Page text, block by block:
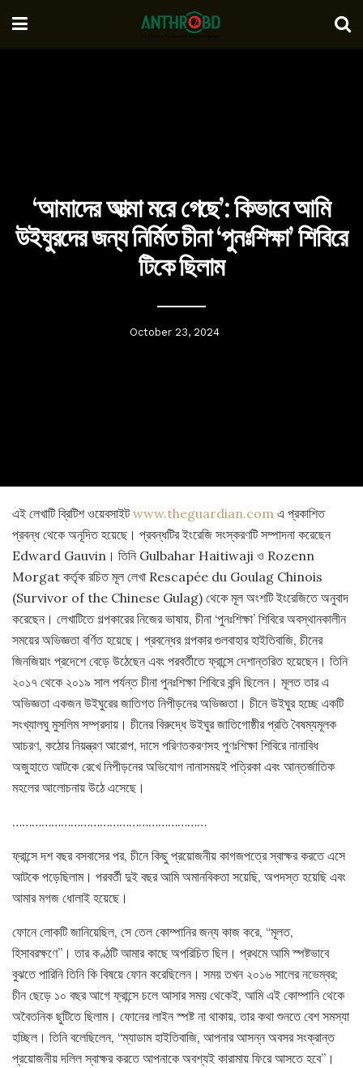
‘আমাদের আত্মা মরে গেছে’: কিভাবে আমি
উইঘুরদের জন্য নির্মিত চীনা ‘পুনঃশিক্ষা’ শিবিরে
টিকে ছিলাম
October 23, 2024
এই লেখাটি ব্রিটিশ ওয়েবসাইটwww.theguardian.com এ প্রকাশিত
প্রবন্ধ থেকে অনূদিত হয়েছে। প্রবন্ধটির ইংরেজি সংস্করণটি সম্পাদনা করেছেন
Edward Gauvin। তিনি Gulbahar Haitiwaji ও Rozenn
Morgat কর্তৃক রচিত মূল লেখা Rescapée du Goulag Chinois
(Survivor of the Chinese Gulag) থেকে মূল অংশটি ইংরেজিতে অনুবাদ
করেছেন। লেখাটিতে গল্পকারের নিজের ভাষায়, চীনা ‘পুনঃশিক্ষা’ শিবিরে অবস্থানকালীন
সময়ের অভিজ্ঞতা বর্ণিত হয়েছে। প্রবন্ধের গল্পকার গুলবাহার হাইতিবাজি, চীনের
জিনজিয়াং প্রদেশে বেড়ে উঠেছেন এবং পরবর্তীতে ফ্রান্সে দেশান্তরিত হয়েছেন। তিনি
২০১৭ থেকে ২০১৯ সাল পর্যন্ত চীনা পুনঃশিক্ষা শিবিরে বন্দি ছিলেন। মূলত তার এ
অভিজ্ঞতা একজন উইঘুরের জাতিগত নিপীড়নের অভিজ্ঞতা। চীনে উইঘুর হচ্ছে একটি
সংখ্যালঘু মুসলিম সম্প্রদায়। চীনের বিরুদ্ধে উইঘুর জাতিগোষ্ঠীর প্রতি বৈষম্যমূলক
আচরণ, কঠোর নিয়ন্ত্রণ আরোপ, দাসে পরিণতকরণসহ পুণঃশিক্ষা শিবিরে নানাবিধ
অজুহাতে আটকে রেখে নিপীড়নের অভিযোগ নানাসময়ই পত্রিকা এবং আন্তর্জাতিক
মহলের আলোচনায় উঠে এসেছে।
……………………………………………………
ফ্রান্সে দশ বছর বসবাসের পর, চীনে কিছু প্রয়োজনীয় কাগজপত্রে স্বাক্ষর করতে এসে
আটকে পড়েছিলাম। পরবর্তী দুই বছর আমি অমানবিকতা সয়েছি, অপদস্ত হয়েছি এবং
আমার মগজ ধোলাই হয়েছে।
ফোনে লোকটি জানিয়েছিল, সে তেল কোম্পানির জন্য কাজ করে, “মূলত,
হিসাবরক্ষণে”। তার কণ্ঠটি আমার কাছে অপরিচিত ছিল। প্রথমে আমি স্পষ্টভাবে
বুঝতে পারিনি তিনি কি বিষয়ে ফোন করেছিলেন। সময় তখন ২০১৬ সালের নভেম্বর;
চীন ছেড়ে ১০ বছর আগে ফ্রান্সে চলে আসার সময় থেকেই, আমি এই কোম্পানি থেকে
অবৈতনিক ছুটিতে ছিলাম। ফোনের লাইন স্পষ্ট না থাকায়, তার কথা শুনতে বেশ সমস্যা
হচ্ছিল। তিনি বলেছিলেন, “ম্যাডাম হাইতিবাজি, আপনার আসন্ন অবসর সংক্রান্ত
প্রয়োজনীয় দলিল স্বাক্ষর করতে আপনাকে অবশ্যই কারামায় ফিরে আসতে হবে”।